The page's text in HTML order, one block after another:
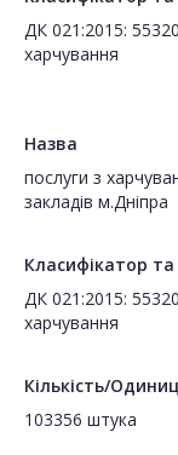
ДК 021:2015:
харчування
Назва
послуги з
закладів м.Дніпра
Класифікатор
ДК 021:2015:
харчування
Кількість/
103356 штука